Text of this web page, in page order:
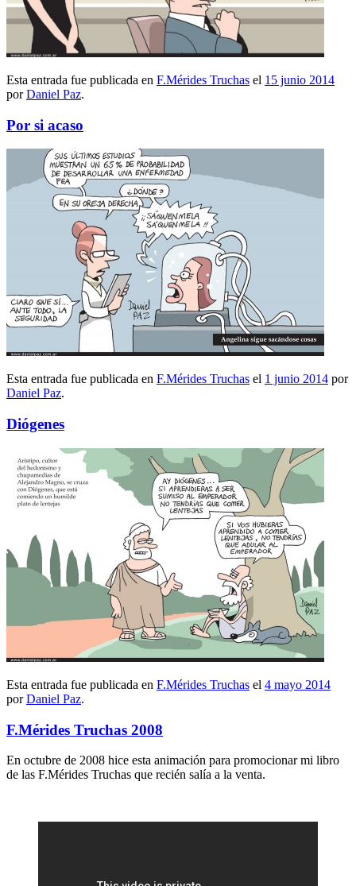
Esta entrada fue publicada en F.Mérides Truchas el 15 junio 2014
porDaniel Paz.
Por si acaso
Esta entrada fue publicada en F.Mérides Truchas el 1 junio 2014 por
Daniel Paz.
Diógenes
Esta entrada fue publicada en F.Mérides Truchas el 4 mayo 2014
porDaniel Paz.
F.Mérides Truchas 2008
En octubre de 2008 hice esta animación para promocionar mi libro
de las F.Mérides Truchas que recién salía a la venta.